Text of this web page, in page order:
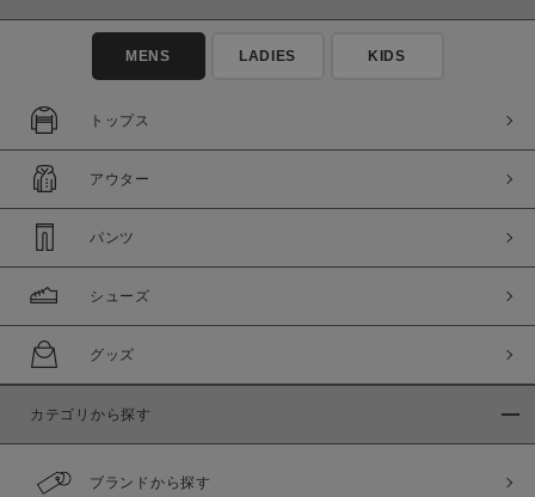
MENS LADIES KIDS
トップス
アウター
パンツ
シューズ
グッズ
カテゴリから探す
ブランドから探す